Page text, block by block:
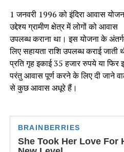
1 जनवरी 1996 को इंदिरा आवास
उद्देश्य ग्रामीण क्षेत्र में लोगों को आवास
उपलब्ध कराना था। इस योजना के
लिए सहायता राशि उपलब्ध कराई
प्रति गृह इकाई 35 हजार रुपये या फिर
परंतु आवास पूर्ण करने के लिए दी जाने
से कुछ आवास अधूरे हैं।